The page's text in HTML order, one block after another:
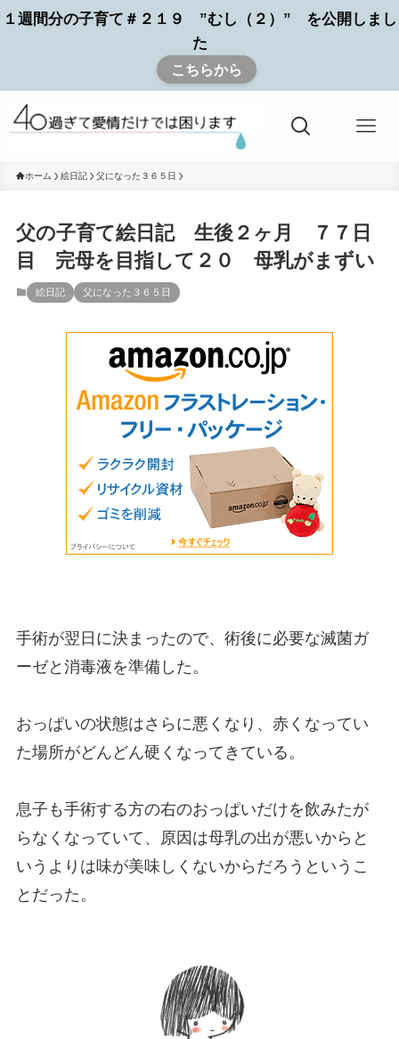
１週間分の子育て＃２１９ ”むし（２）” を公開しまし
た
こちらから
ホーム 絵日記 父になった３６５日
父の子育て絵日記 生後２ヶ月 ７７日
目 完母を目指して２０ 母乳がまずい
絵日記 父になった３６５日
手術が翌日に決まったので、術後に必要な滅菌ガ
ーゼと消毒液を準備した。
おっぱいの状態はさらに悪くなり、赤くなってい
た場所がどんどん硬くなってきている。
息子も手術する方の右のおっぱいだけを飲みたが
らなくなっていて、原因は母乳の出が悪いからと
いうよりは味が美味しくないからだろうというこ
とだった。